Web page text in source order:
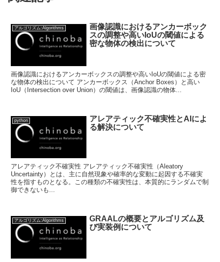
アルゴリズム:Algorithms
画像認識におけるアンカーボック
スの調整や高いIoUの閾値による
密な物体の検出について
画像認識におけるアンカーボックスの調整や高いIoUの閾値による密
な物体の検出について アンカーボックス（Anchor Boxes）と高い
IoU（Intersection over Union）の閾値は、画像認識の物体...
python
アレアティック不確実性とAIによ
る解決について
アレアティック不確実性 アレアティック不確実性（Aleatory
Uncertainty）とは、主に自然現象や確率的な変動に起因する不確実
性を指すものとなる。この種類の不確実性は、本質的にランダムで制
御できないも...
アルゴリズム:Algorithms
GRAALの概要とアルゴリズム及
び実装例について